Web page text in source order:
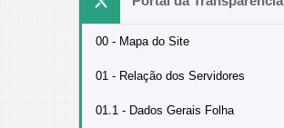
00 - Mapa do Site
01 - Relação dos Servidores
01.1 - Dados Gerais Folha